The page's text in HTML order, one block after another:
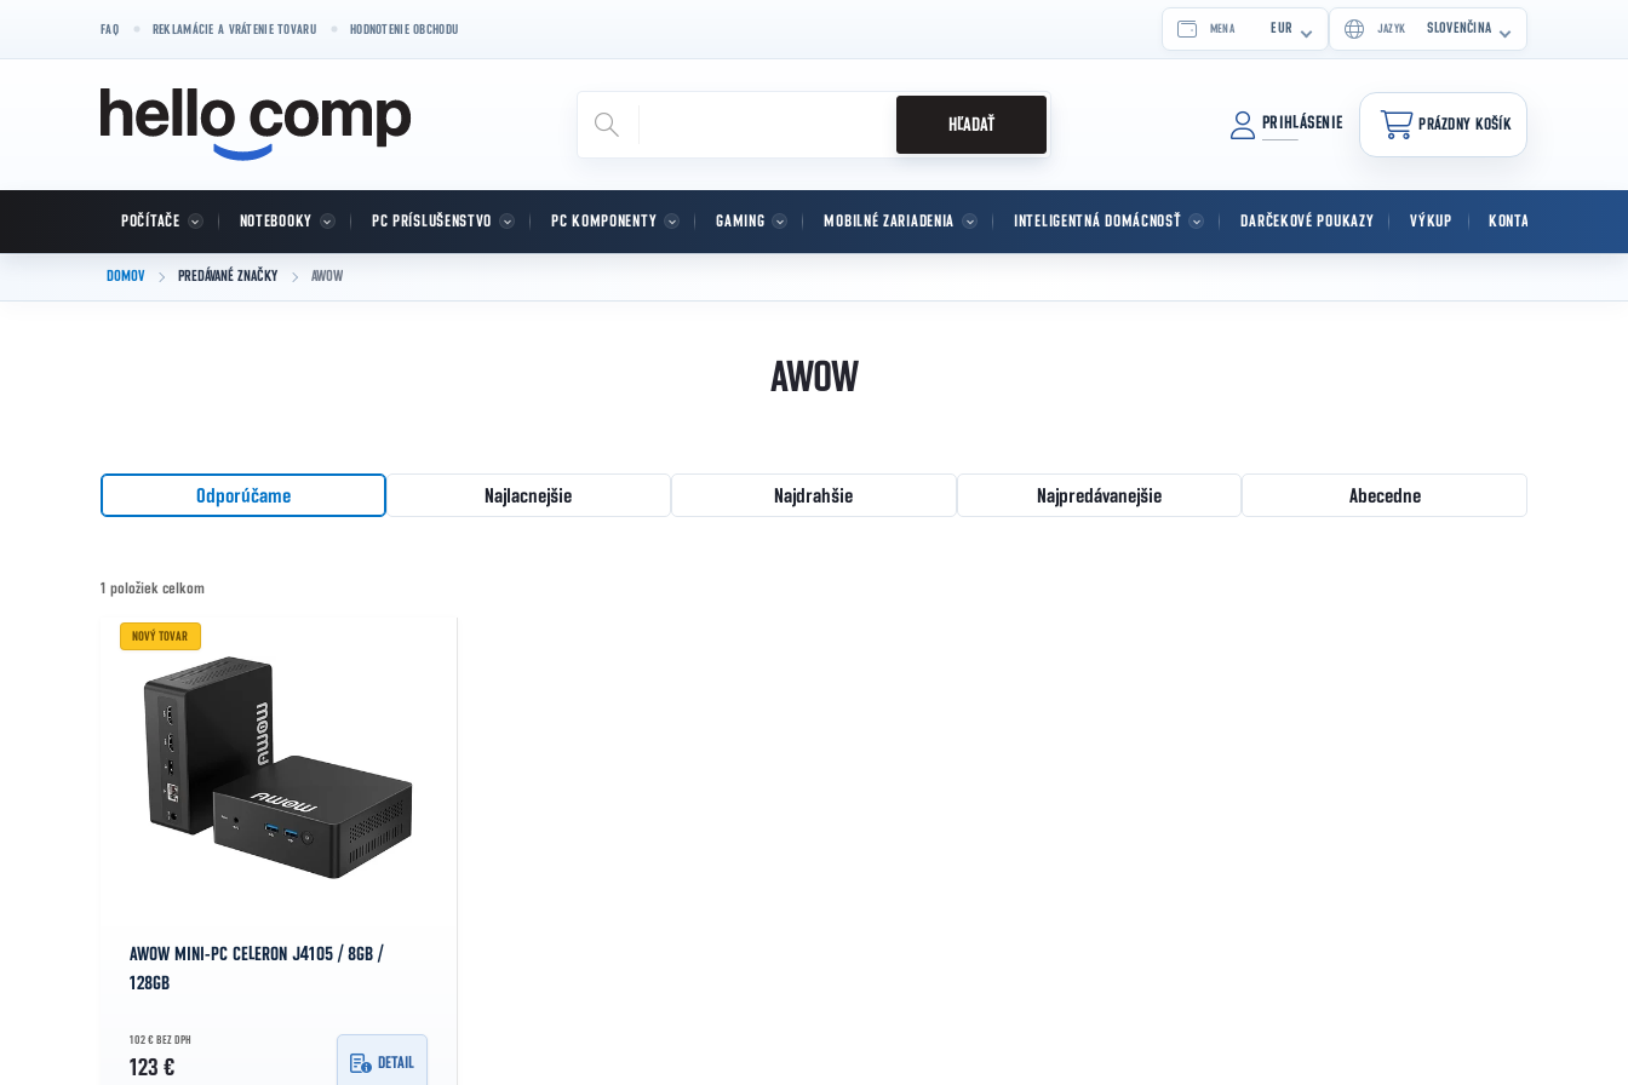
FAQ REKLAMÁCIE A VRÁTENIE TOVARU HODNOTENIE OBCHODU MENA EUR JAZYK SLOVENČINA
HĽADAŤ PRIHLÁSENIE
NÁKUPNÝ KOŠÍK
PRÁZDNY KOŠÍK
POČÍTAČE NOTEBOOKY PC PRÍSLUŠENSTVO PC KOMPONENTY GAMING MOBILNÉ ZARIADENIA INTELIGENTNÁ DOMÁCNOSŤ DARČEKOVÉ POUKAZY VÝKUP KONTAKT
DOMOV PREDÁVANÉ ZNAČKY AWOW
AWOW
Radenie produktov
Odporúčame Najlacnejšie Najdrahšie Najpredávanejšie Abecedne
1 položiek celkom
Výpis produktov
NOVÝ TOVAR
AWOW MINI-PC CELERON J4105 / 8GB /
128GB
102 € BEZ DPH
123 € DETAIL